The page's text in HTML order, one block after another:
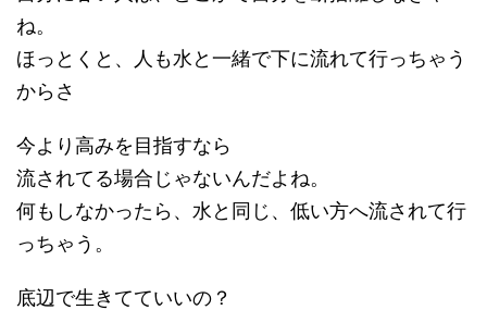
ね。
ほっとくと、人も水と一緒で下に流れて行っちゃう
からさ
今より高みを目指すなら
流されてる場合じゃないんだよね。
何もしなかったら、水と同じ、低い方へ流されて行
っちゃう。
底辺で生きてていいの？